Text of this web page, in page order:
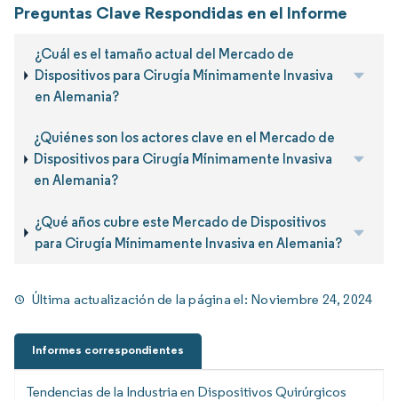
Preguntas Clave Respondidas en el Informe
¿Cuál es el tamaño actual del Mercado de
Dispositivos para Cirugía Mínimamente Invasiva
en Alemania?
¿Quiénes son los actores clave en el Mercado de
Dispositivos para Cirugía Mínimamente Invasiva
en Alemania?
¿Qué años cubre este Mercado de Dispositivos
para Cirugía Mínimamente Invasiva en Alemania?
Última actualización de la página el: Noviembre 24, 2024
Informes correspondientes
Tendencias de la Industria en Dispositivos Quirúrgicos